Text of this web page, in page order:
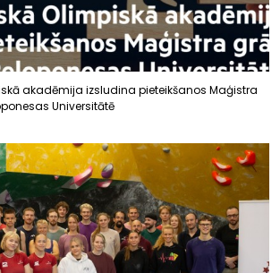
akadēmija izsludina pieteikšanos Maģistra
Universitātē